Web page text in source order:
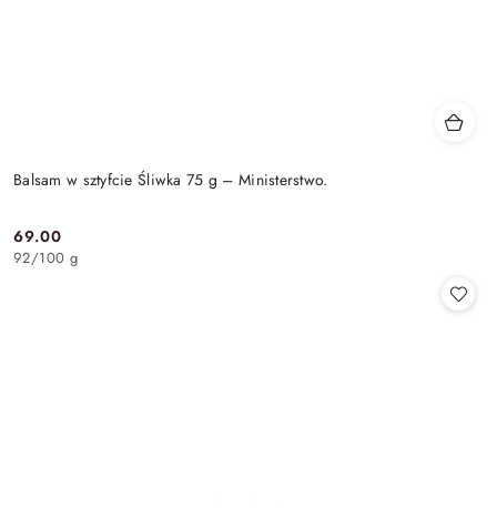
Balsam w sztyfcie Śliwka 75 g – Ministerstwo.
Cena:
69.00
92/100 g